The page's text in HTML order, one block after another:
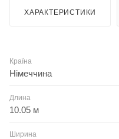
ХАРАКТЕРИСТИКИ
Країна
Німеччина
Длина
10.05 м
Ширина